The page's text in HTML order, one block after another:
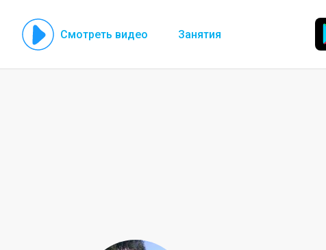
Смотреть видео Занятия